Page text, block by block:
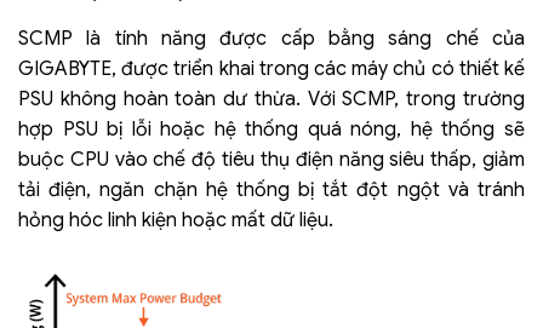
SCMP là tính năng được cấp bằng sáng chế của
GIGABYTE, được triển khai trong các máy chủ có thiết kế
PSU không hoàn toàn dư thừa. Với SCMP, trong trường
hợp PSU bị lỗi hoặc hệ thống quá nóng, hệ thống sẽ
buộc CPU vào chế độ tiêu thụ điện năng siêu thấp, giảm
tải điện, ngăn chặn hệ thống bị tắt đột ngột và tránh
hỏng hóc linh kiện hoặc mất dữ liệu.